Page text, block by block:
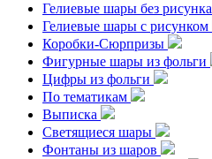
Гелиевые шары без рисунка
Гелиевые шары с рисунком
Коробки-Сюрпризы
Фигурные шары из фольги
Цифры из фольги
По тематикам
Выписка
Светящиеся шары
Фонтаны из шаров